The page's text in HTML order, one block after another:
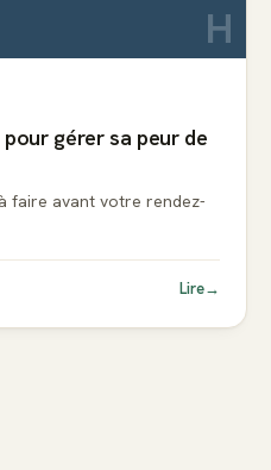
H
gérer sa peur de
faire avant votre rendez-
Lire→